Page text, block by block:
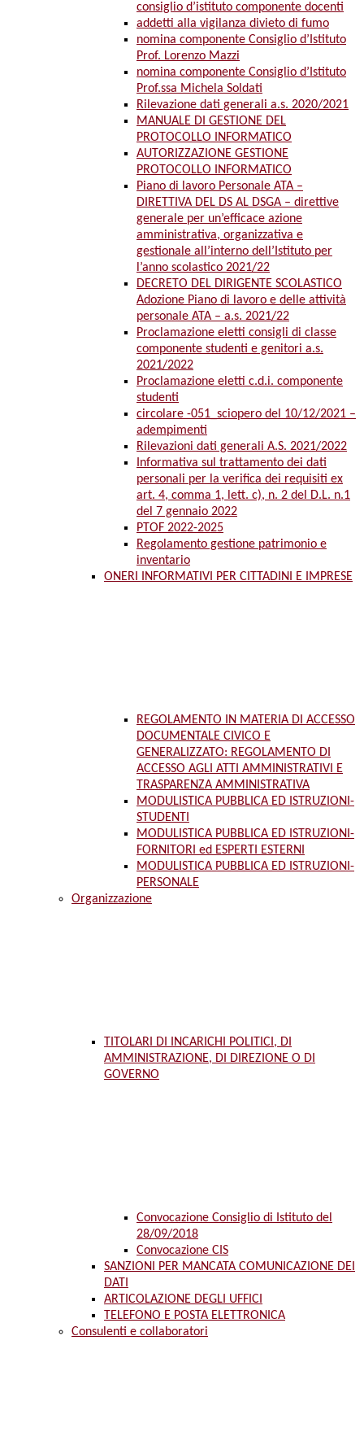
consiglio d’istituto componente docenti
addetti alla vigilanza divieto di fumo
nomina componente Consiglio d’Istituto
Prof. Lorenzo Mazzi
nomina componente Consiglio d’Istituto
Prof.ssa Michela Soldati
Rilevazione dati generali a.s. 2020/2021
MANUALE DI GESTIONE DEL
PROTOCOLLO INFORMATICO
AUTORIZZAZIONE GESTIONE
PROTOCOLLO INFORMATICO
Piano di lavoro Personale ATA –
DIRETTIVA DEL DS AL DSGA – direttive
generale per un’efficace azione
amministrativa, organizzativa e
gestionale all’interno dell’Istituto per
l’anno scolastico 2021/22
DECRETO DEL DIRIGENTE SCOLASTICO
Adozione Piano di lavoro e delle attività
personale ATA – a.s. 2021/22
Proclamazione eletti consigli di classe
componente studenti e genitori a.s.
2021/2022
Proclamazione eletti c.d.i. componente
studenti
circolare -051_sciopero del 10/12/2021 –
adempimenti
Rilevazioni dati generali A.S. 2021/2022
Informativa sul trattamento dei dati
personali per la verifica dei requisiti ex
art. 4, comma 1, lett. c), n. 2 del D.L. n.1
del 7 gennaio 2022
PTOF 2022-2025
Regolamento gestione patrimonio e
inventario
ONERI INFORMATIVI PER CITTADINI E IMPRESE
REGOLAMENTO IN MATERIA DI ACCESSO
DOCUMENTALE CIVICO E
GENERALIZZATO: REGOLAMENTO DI
ACCESSO AGLI ATTI AMMINISTRATIVI E
TRASPARENZA AMMINISTRATIVA
MODULISTICA PUBBLICA ED ISTRUZIONI-
STUDENTI
MODULISTICA PUBBLICA ED ISTRUZIONI-
FORNITORI ed ESPERTI ESTERNI
MODULISTICA PUBBLICA ED ISTRUZIONI-
PERSONALE
Organizzazione
TITOLARI DI INCARICHI POLITICI, DI
AMMINISTRAZIONE, DI DIREZIONE O DI
GOVERNO
Convocazione Consiglio di Istituto del
28/09/2018
Convocazione CIS
SANZIONI PER MANCATA COMUNICAZIONE DEI
DATI
ARTICOLAZIONE DEGLI UFFICI
TELEFONO E POSTA ELETTRONICA
Consulenti e collaboratori